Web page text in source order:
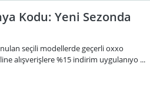
Kodu: Yeni Sezonda
seçili modellerde geçerli oxxo
alışverişlere %15 indirim uygulanıyo ...